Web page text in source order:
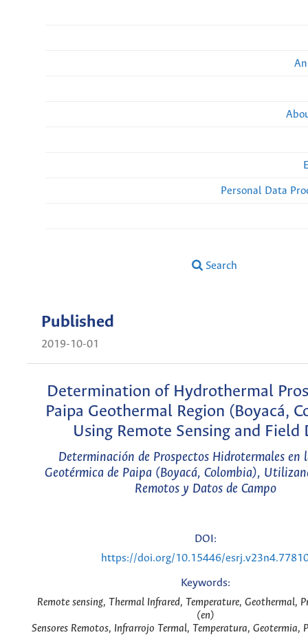
Personal Data
Search
Published
2019-10-01
Determination of Hydrothermal
Paipa Geothermal Region (Boyacá,
Using Remote Sensing and Field
Determinación de Prospectos Hidrotermales en
Geotérmica de Paipa (Boyacá, Colombia),
Remotos y Datos de Campo
DOI:
https://doi.org/10.15446/
Keywords:
Remote sensing, Thermal Infrared, Temperature, Geothermal,
(en)
Sensores Remotos, Infrarrojo Termal, Temperatura, Geotermia,